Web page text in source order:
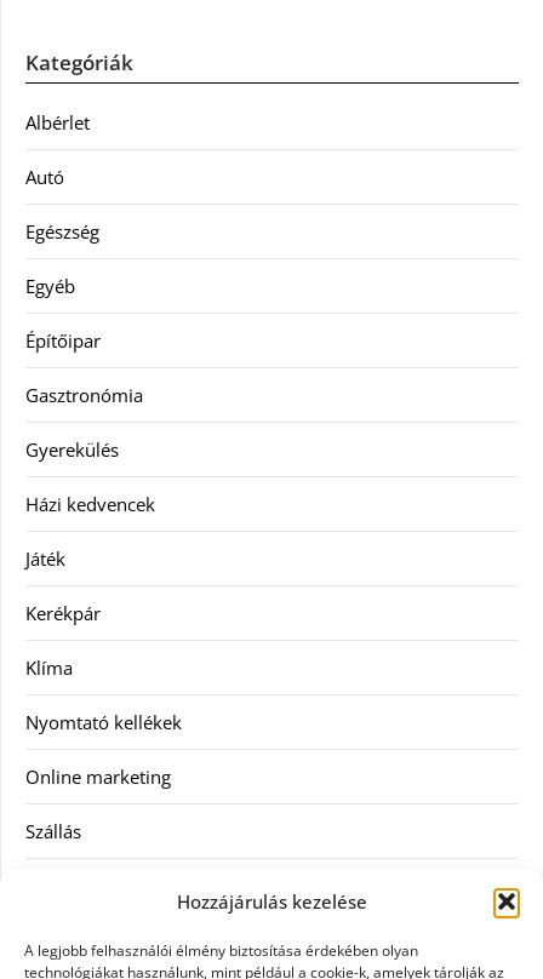
Hozzájárulás kezelése
A legjobb felhasználói élmény biztosítása érdekében olyan
technológiákat használunk, mint például a cookie-k, amelyek tárolják az
Kategóriák
Albérlet
Autó
Egészség
Egyéb
Építőipar
Gasztronómia
Gyerekülés
Házi kedvencek
Játék
Kerékpár
Klíma
Nyomtató kellékek
Online marketing
Szállás
Szellőztető